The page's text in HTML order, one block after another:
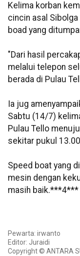
Kelima korban
cincin asal
boad yang
"Dari hasil
melalui telepon
berada di Pulau
Ia jug
Sabtu (14/7)
Pulau Tello
sekitar pukul
Speed boat yang
mesin dengan
masih baik.***4***
Pewarta: irwanto
Editor: Juraidi
Copyright © ANTARA